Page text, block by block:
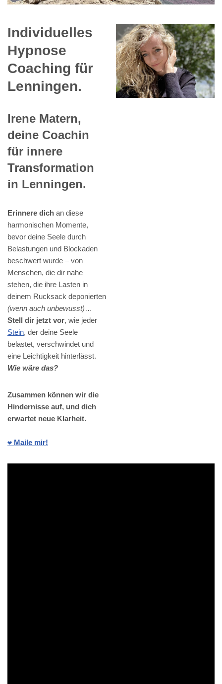
Individuelles
Hypnose
Coaching für
Lenningen.
Irene Matern,
deine Coachin
für innere
Transformation
in Lenningen.
Erinnere dich an diese
harmonischen Momente,
bevor deine Seele durch
Belastungen und Blockaden
beschwert wurde – von
Menschen, die dir nahe
stehen, die ihre Lasten in
deinem Rucksack deponierten
(wenn auch unbewusst)…
Stell dir jetzt vor, wie jeder
Stein, der deine Seele
belastet, verschwindet und
eine Leichtigkeit hinterlässt.
Wie wäre das?
Zusammen können wir die
Hindernisse auf, und dich
erwartet neue Klarheit.
❤️ Maile mir!